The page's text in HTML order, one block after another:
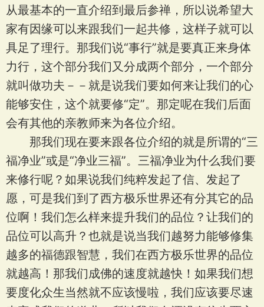
从最基本的一直介绍到最后参禅，所以说希望大
家有因缘可以来跟我们一起共修，这样子就可以
具足了理行。那我们说“事行”就是要真正来身体
力行，这个部分我们又分成两个部分，一个部分
就叫做功夫－－就是说我们要如何来让我们的心
能够安住，这个就要修“定”。那定呢在我们后面
会有其他的亲教师来为各位介绍。
那我们现在要来跟各位介绍的就是所谓的“三
福净业”或是“净业三福”。三福净业为什么我们要
来修行呢？如果说我们纯粹发起了信、发起了
愿，可是我们到了西方极乐世界还有分其它的品
位啊！我们怎么样来提升我们的品位？让我们的
品位可以高升？也就是说当我们越努力能够修集
越多的福德跟智慧，我们在西方极乐世界的品位
就越高！那我们成佛的速度就越快！如果我们想
要度化众生当然就不应该慢啦，我们应该要尽速